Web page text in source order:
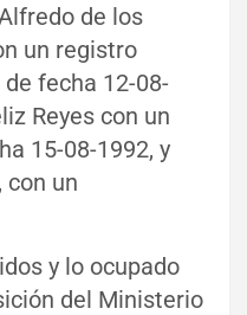
de los
un registro
fecha 12-08-
Reyes con un
15-08-1992, y
con un
y lo ocupado
del Ministerio